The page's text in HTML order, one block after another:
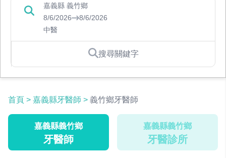
嘉義縣 義竹鄉
8/6/2026
8/6/2026
中醫
搜尋關鍵字
首頁 > 嘉義縣牙醫師 > 義竹鄉牙醫師
嘉義縣義竹鄉
牙醫師
嘉義縣義竹鄉
牙醫診所